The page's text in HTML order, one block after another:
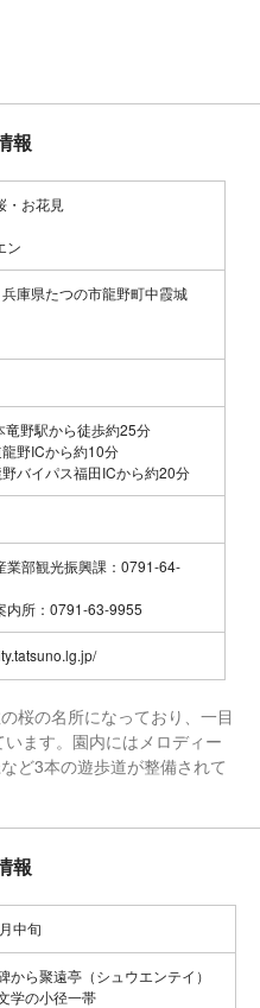
報
・お花見
ン
庫県たつの市龍野町中霞城
竜野駅から徒歩約25分
龍野ICから約10分
野バイパス福田ICから約20分
部観光振興課：0791-64-
内所：0791-63-9955
桜の名所になっており、一目
ます。園内にはメロディー
ど3本の遊歩道が整備されて
報
中旬
から聚遠亭（シュウエンテイ）
学の小径一帯